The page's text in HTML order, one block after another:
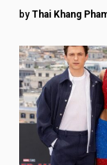
by Thai Khang